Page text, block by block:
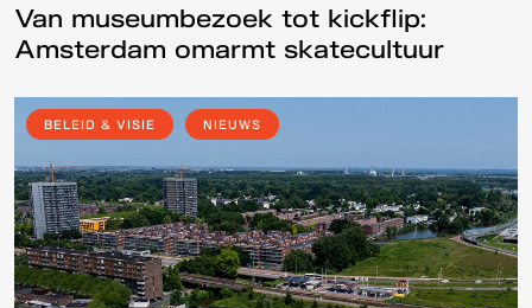
Van museumbezoek tot kickflip:
Amsterdam omarmt skatecultuur
BELEID & VISIE NIEUWS